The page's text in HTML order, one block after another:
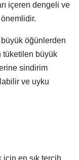
içeren dengeli ve
öğünlerden
tüketilen büyük
sindirim
ve uyku